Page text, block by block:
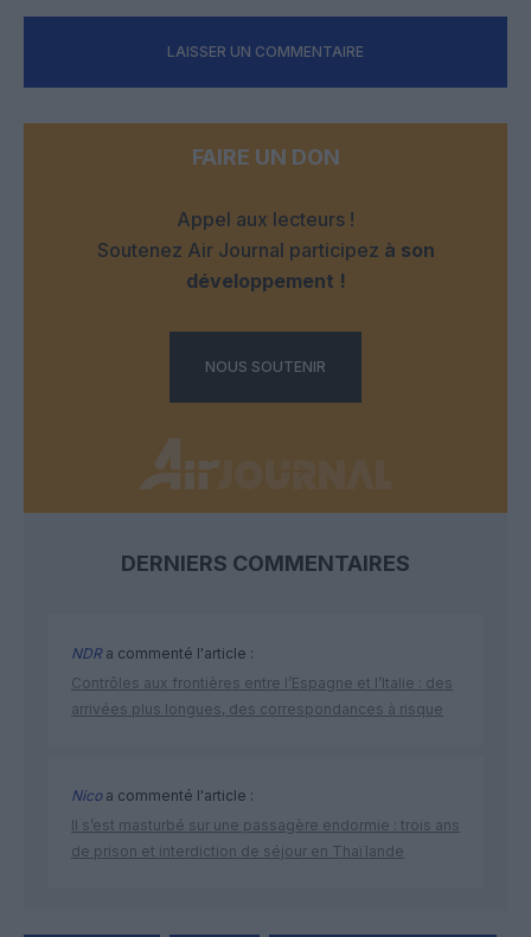
LAISSER UN COMMENTAIRE
FAIRE UN DON
Appel aux lecteurs !
Soutenez Air Journal participez à son
développement !
NOUS SOUTENIR
DERNIERS COMMENTAIRES
NDRa commenté l'article :
Contrôles aux frontières entre l’Espagne et l’Italie : des
arrivées plus longues, des correspondances à risque
Nicoa commenté l'article :
Il s’est masturbé sur une passagère endormie : trois ans
de prison et interdiction de séjour en Thaïlande